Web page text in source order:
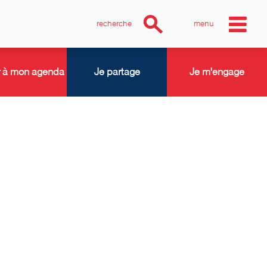
menu
recherche
mon agenda Je partage Je m'engage